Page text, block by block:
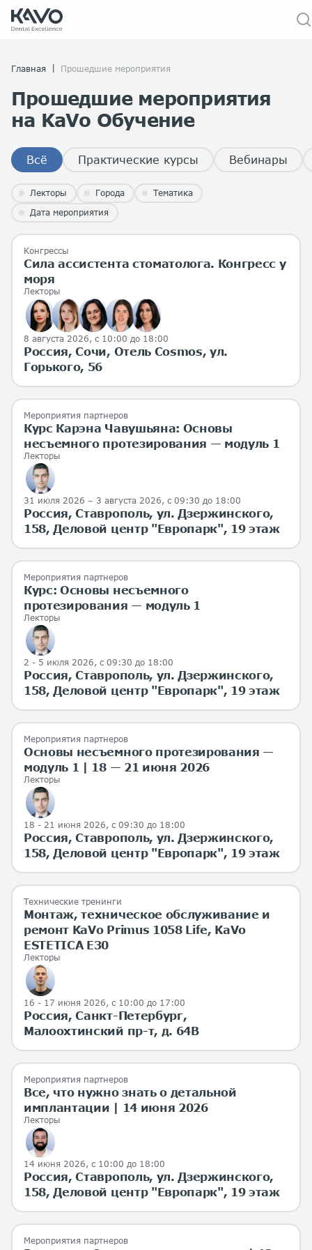
Главная Прошедшие мероприятия
Прошедшие мероприятия
на KaVo Обучение
Всё Практические курсы Вебинары
Лекторы Города
Тематика
Дата мероприятия
Конгрессы
Сила ассистента стоматолога. Конгресс у
моря
Лекторы
8 августа 2026, с 10:00 до 18:00
Россия, Сочи, Отель Cosmos, ул.
Горького, 56
Мероприятия партнеров
Курс Карэна Чавушьяна: Основы
несъемного протезирования — модуль 1
Лекторы
31 июля 2026 – 3 августа 2026, с 09:30 до 18:00
Россия, Ставрополь, ул. Дзержинского,
158, Деловой центр "Европарк", 19 этаж
Мероприятия партнеров
Курс: Основы несъемного
протезирования — модуль 1
Лекторы
2 - 5 июля 2026, с 09:30 до 18:00
Россия, Ставрополь, ул. Дзержинского,
158, Деловой центр "Европарк", 19 этаж
Мероприятия партнеров
Основы несъемного протезирования —
модуль 1 | 18 — 21 июня 2026
Лекторы
18 - 21 июня 2026, с 09:30 до 18:00
Россия, Ставрополь, ул. Дзержинского,
158, Деловой центр "Европарк", 19 этаж
Технические тренинги
Монтаж, техническое обслуживание и
ремонт KaVo Primus 1058 Life, KaVo
ESTETICA E30
Лекторы
16 - 17 июня 2026, с 10:00 до 17:00
Россия, Санкт-Петербург,
Малоохтинский пр-т, д. 64В
Мероприятия партнеров
Все, что нужно знать о детальной
имплантации | 14 июня 2026
Лекторы
14 июня 2026, с 10:00 до 18:00
Россия, Ставрополь, ул. Дзержинского,
158, Деловой центр "Европарк", 19 этаж
Мероприятия партнеров